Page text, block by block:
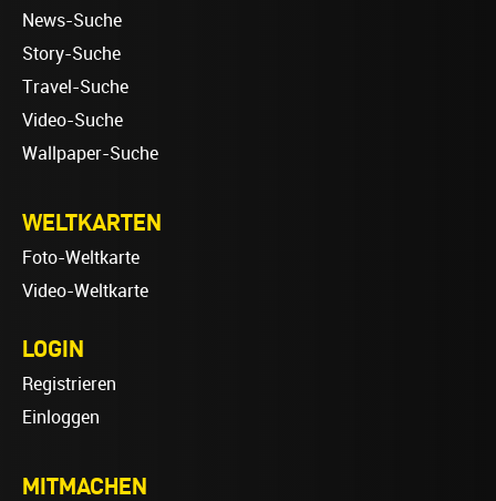
News-Suche
Story-Suche
Travel-Suche
Video-Suche
Wallpaper-Suche
WELTKARTEN
Foto-Weltkarte
Video-Weltkarte
LOGIN
Registrieren
Einloggen
MITMACHEN